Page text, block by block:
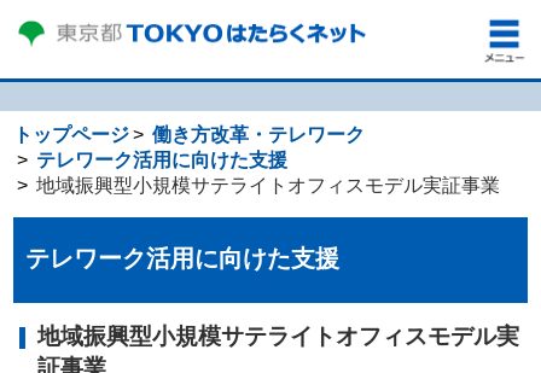
トップページ
働き方改革・テレワーク
テレワーク活用に向けた支援
地域振興型小規模サテライトオフィスモデル実証事業
テレワーク活用に向けた支援
地域振興型小規模サテライトオフィスモデル実
証事業